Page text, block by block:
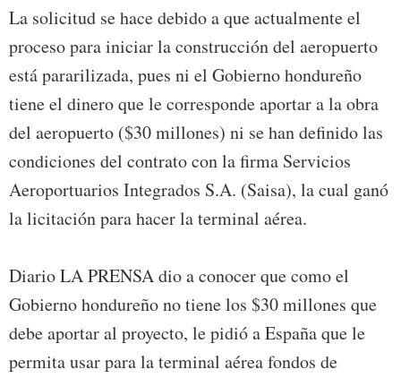
La solicitud se hace debido a que actualmente el
proceso para iniciar la construcción del aeropuerto
está pararilizada, pues ni el Gobierno hondureño
tiene el dinero que le corresponde aportar a la obra
del aeropuerto ($30 millones) ni se han definido las
condiciones del contrato con la firma Servicios
Aeroportuarios Integrados S.A. (Saisa), la cual ganó
la licitación para hacer la terminal aérea.
Diario LA PRENSA dio a conocer que como el
Gobierno hondureño no tiene los $30 millones que
debe aportar al proyecto, le pidió a España que le
permita usar para la terminal aérea fondos de